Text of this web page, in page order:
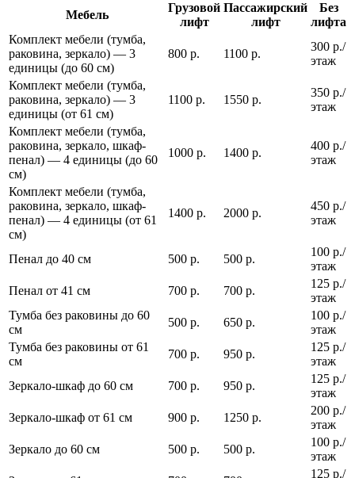
Мебель
Грузовой
лифт
Пассажирский
лифт
Без
лифта
Комплект мебели (тумба,
раковина, зеркало) — 3
единицы (до 60 см)
800 р. 1100 р.
300 р./
этаж
Комплект мебели (тумба,
раковина, зеркало) — 3
единицы (от 61 см)
1100 р. 1550 р.
350 р./
этаж
Комплект мебели (тумба,
раковина, зеркало, шкаф-
пенал) — 4 единицы (до 60
см)
1000 р. 1400 р.
400 р./
этаж
Комплект мебели (тумба,
раковина, зеркало, шкаф-
пенал) — 4 единицы (от 61
см)
1400 р. 2000 р.
450 р./
этаж
Пенал до 40 см 500 р. 500 р.
100 р./
этаж
Пенал от 41 см
700 р. 700 р.
125 р./
этаж
Тумба без раковины до 60
см
500 р. 650 р.
100 р./
этаж
Тумба без раковины от 61
см
700 р. 950 р.
125 р./
этаж
Зеркало-шкаф до 60 см
700 р. 950 р.
125 р./
этаж
Зеркало-шкаф от 61 см
900 р. 1250 р.
200 р./
этаж
Зеркало до 60 см
500 р. 500 р.
100 р./
этаж
125 р./